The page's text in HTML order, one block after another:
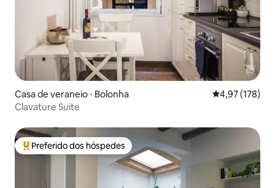
Casa de veraneio ⋅ Bolonha 4,97 de uma
4,97 (178)
Clavature Suite
Entre os melhores preferidos dos hóspedes
Preferido dos hóspedes